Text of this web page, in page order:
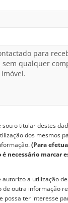
sou o titular destes
dos mesmos
(Para
necessário marcar
autorizo a utilização
de outra informação
possa ter interesse